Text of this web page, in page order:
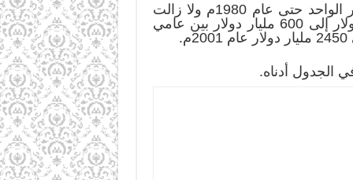
وبحسب إحصائيات أخرى، فإن البلدان النامية سددت عبر أقساط الديون 7,5 دولار مقابل الدولار الواحد حتى عام 1980م ولا زالت
مدينة للدولار الواحد بأربعة دولارات ، وأن الديون على البلدان النامية قد تضاعف من 50 مليار دولار إلى 600 مليار دولار بين عامي
الجدول أدناه.